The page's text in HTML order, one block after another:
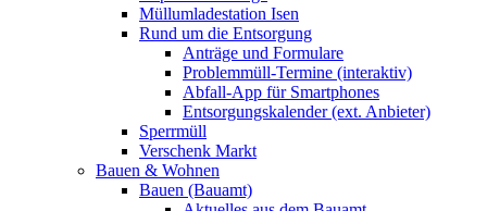
Müllumladestation Isen
Rund um die Entsorgung
Anträge und Formulare
Problemmüll-Termine (interaktiv)
Abfall-App für Smartphones
Entsorgungskalender (ext. Anbieter)
Sperrmüll
Verschenk Markt
Bauen & Wohnen
Bauen (Bauamt)